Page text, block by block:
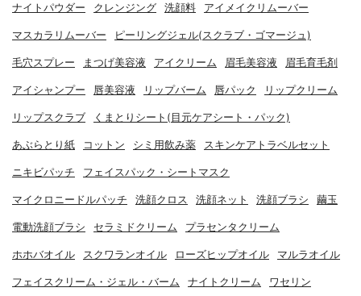
ナイトパウダー クレンジング 洗顔料 アイメイクリムーバー
マスカラリムーバー ピーリングジェル(スクラブ・ゴマージュ)
毛穴スプレー まつげ美容液 アイクリーム 眉毛美容液 眉毛育毛剤
アイシャンプー 唇美容液 リップバーム 唇パック リップクリーム
リップスクラブ くまとりシート(目元ケアシート・パック)
あぶらとり紙 コットン シミ用飲み薬 スキンケアトラベルセット
ニキビパッチ フェイスパック・シートマスク
マイクロニードルパッチ 洗顔クロス 洗顔ネット 洗顔ブラシ 繭玉
電動洗顔ブラシ セラミドクリーム プラセンタクリーム
ホホバオイル スクワランオイル ローズヒップオイル マルラオイル
フェイスクリーム・ジェル・バーム ナイトクリーム ワセリン